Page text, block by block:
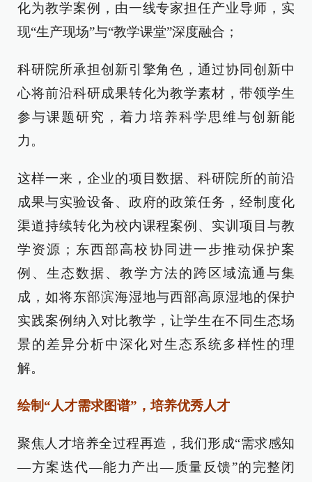
化为教学案例，由一线专家担任产业导师，实
现“生产现场”与“教学课堂”深度融合；
科研院所承担创新引擎角色，通过协同创新中
心将前沿科研成果转化为教学素材，带领学生
参与课题研究，着力培养科学思维与创新能
力。
这样一来，企业的项目数据、科研院所的前沿
成果与实验设备、政府的政策任务，经制度化
渠道持续转化为校内课程案例、实训项目与教
学资源；东西部高校协同进一步推动保护案
例、生态数据、教学方法的跨区域流通与集
成，如将东部滨海湿地与西部高原湿地的保护
实践案例纳入对比教学，让学生在不同生态场
景的差异分析中深化对生态系统多样性的理
解。
绘制“人才需求图谱”，培养优秀人才
聚焦人才培养全过程再造，我们形成“需求感知
—方案迭代—能力产出—质量反馈”的完整闭